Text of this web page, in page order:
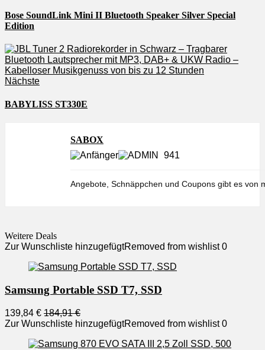
Bose SoundLink Mini II Bluetooth Speaker Silver Special
Edition
Nächste
BABYLISS ST330E
SABOX
941
Angebote, Schnäppchen und Coupons gibt es von
Weitere Deals
Zur Wunschliste hinzugefügtRemoved from wishlist 0
Samsung Portable SSD T7, SSD
139,84 € 184,91 €
Zur Wunschliste hinzugefügtRemoved from wishlist 0